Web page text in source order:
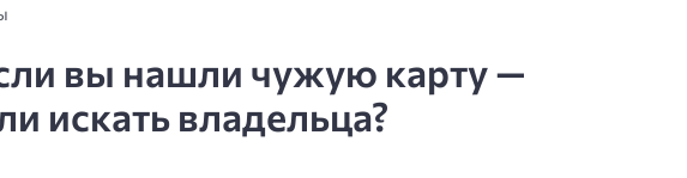
вы нашли чужую карту —
искать владельца?